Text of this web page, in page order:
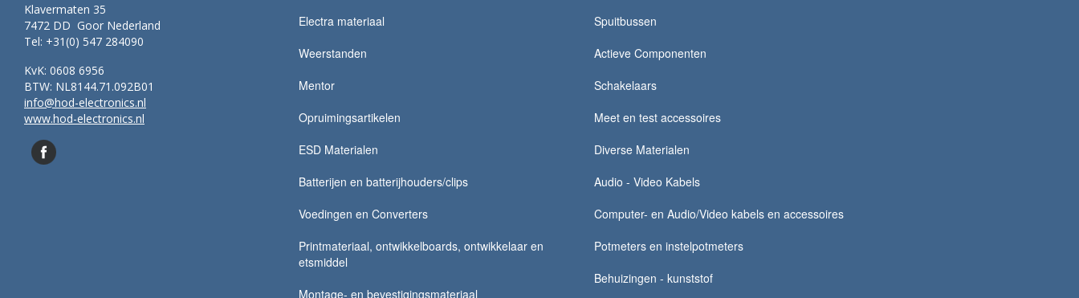
Klavermaten 35
7472 DD Goor Nederland
Tel: +31(0) 547 284090
KvK: 0608 6956
BTW: NL8144.71.092B01
info@hod-electronics.nl
www.hod-electronics.nl
Electra materiaal
Weerstanden
Mentor
Opruimingsartikelen
ESD Materialen
Batterijen en batterijhouders/clips
Voedingen en Converters
Printmateriaal, ontwikkelboards, ontwikkelaar en
etsmiddel
Montage- en bevestigingsmateriaal
Spuitbussen
Actieve Componenten
Schakelaars
Meet en test accessoires
Diverse Materialen
Audio - Video Kabels
Computer- en Audio/Video kabels en accessoires
Potmeters en instelpotmeters
Behuizingen - kunststof